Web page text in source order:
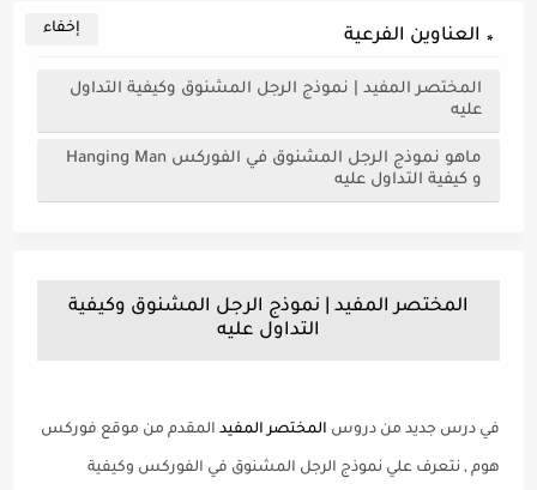
العناوين الفرعية
المختصر المفيد | نموذج الرجل المشنوق وكيفية التداول
عليه
و كيفية التداول عليه
المختصر المفيد | نموذج الرجل المشنوق وكيفية
التداول عليه
في درس جديد من دروس المختصر المفيد المقدم من موقع فوركس
هوم , نتعرف علي نموذج الرجل المشنوق في الفوركس وكيفية